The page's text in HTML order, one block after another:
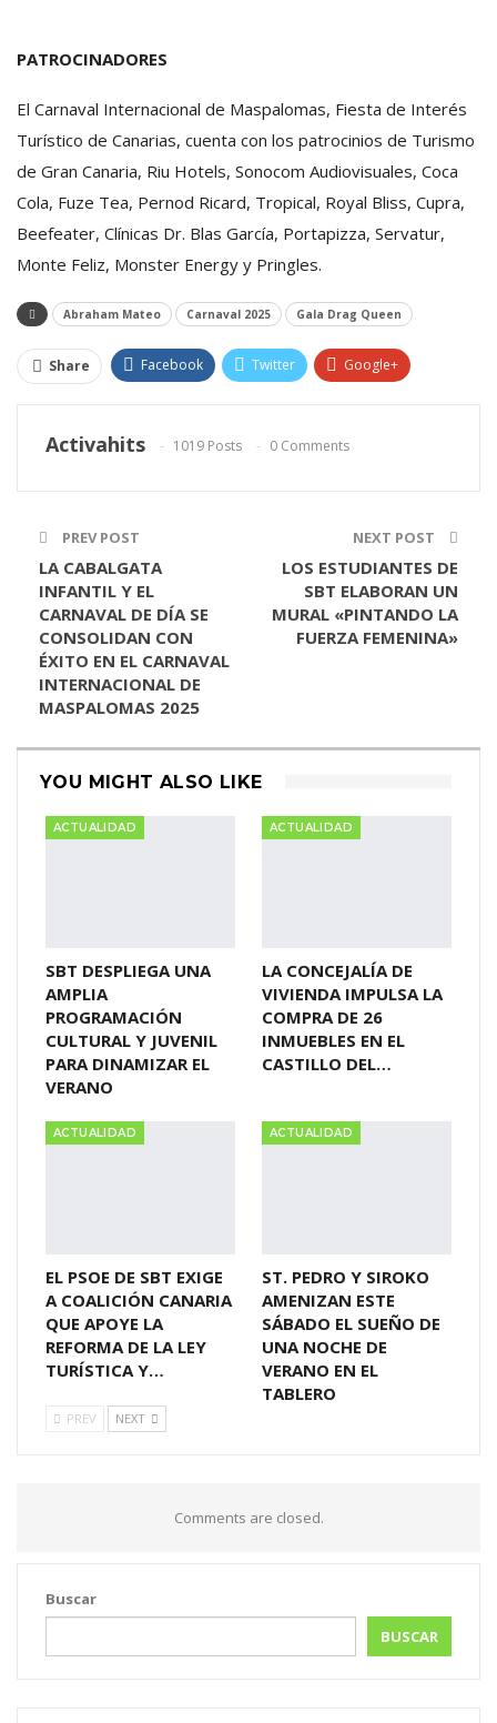
PATROCINADORES
El Carnaval Internacional de Maspalomas, Fiesta de Interés
Turístico de Canarias, cuenta con los patrocinios de Turismo
de Gran Canaria, Riu Hotels, Sonocom Audiovisuales, Coca
Cola, Fuze Tea, Pernod Ricard, Tropical, Royal Bliss, Cupra,
Beefeater, Clínicas Dr. Blas García, Portapizza, Servatur,
Monte Feliz, Monster Energy y Pringles.
Abraham Mateo Carnaval 2025 Gala Drag Queen
Share Facebook Twitter Google+
Email
Activahits 1019 Posts 0 Comments
PREV POST
LA CABALGATA
INFANTIL Y EL
CARNAVAL DE DÍA SE
CONSOLIDAN CON
ÉXITO EN EL CARNAVAL
INTERNACIONAL DE
MASPALOMAS 2025
NEXT POST
LOS ESTUDIANTES DE
SBT ELABORAN UN
MURAL «PINTANDO LA
FUERZA FEMENINA»
YOU MIGHT ALSO LIKE
ACTUALIDAD
SBT DESPLIEGA UNA
AMPLIA
PROGRAMACIÓN
CULTURAL Y JUVENIL
PARA DINAMIZAR EL
VERANO
ACTUALIDAD
LA CONCEJALÍA DE
VIVIENDA IMPULSA LA
COMPRA DE 26
INMUEBLES EN EL
CASTILLO DEL…
ACTUALIDAD
EL PSOE DE SBT EXIGE
A COALICIÓN CANARIA
QUE APOYE LA
REFORMA DE LA LEY
TURÍSTICA Y…
ACTUALIDAD
ST. PEDRO Y SIROKO
AMENIZAN ESTE
SÁBADO EL SUEÑO DE
UNA NOCHE DE
VERANO EN EL
TABLERO
PREV NEXT
Comments are closed.
Buscar
BUSCAR